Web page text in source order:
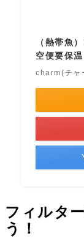
（熱帯魚
空便要保温
charm(チャ
フィルタ
う！